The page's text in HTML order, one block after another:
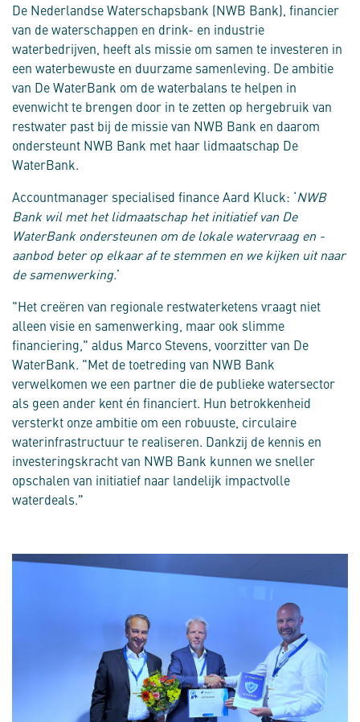
De Nederlandse Waterschapsbank (NWB Bank), financier
van de waterschappen en drink- en industrie
waterbedrijven, heeft als missie om samen te investeren in
een waterbewuste en duurzame samenleving. De ambitie
van De WaterBank om de waterbalans te helpen in
evenwicht te brengen door in te zetten op hergebruik van
restwater past bij de missie van NWB Bank en daarom
ondersteunt NWB Bank met haar lidmaatschap De
WaterBank.
Accountmanager specialised finance Aard Kluck: ‘NWB
Bank wil met het lidmaatschap het initiatief van De
WaterBank ondersteunen om de lokale watervraag en -
aanbod beter op elkaar af te stemmen en we kijken uit naar
de samenwerking.’
"Het creëren van regionale restwaterketens vraagt niet
alleen visie en samenwerking, maar ook slimme
financiering," aldus Marco Stevens, voorzitter van De
WaterBank. "Met de toetreding van NWB Bank
verwelkomen we een partner die de publieke watersector
als geen ander kent én financiert. Hun betrokkenheid
versterkt onze ambitie om een robuuste, circulaire
waterinfrastructuur te realiseren. Dankzij de kennis en
investeringskracht van NWB Bank kunnen we sneller
opschalen van initiatief naar landelijk impactvolle
waterdeals."